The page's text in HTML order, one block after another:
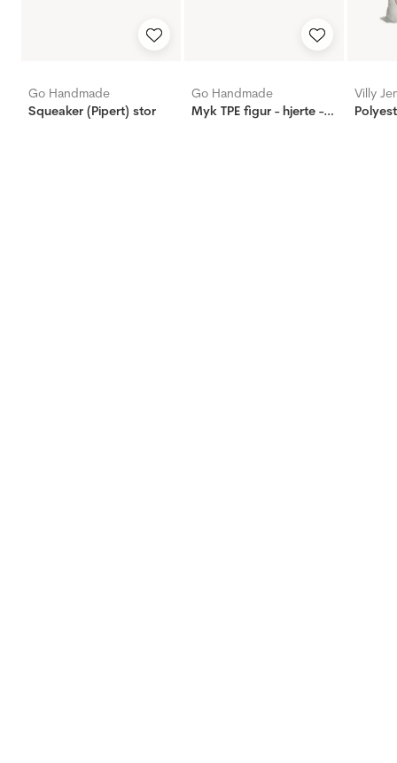
Go Handmade
Squeaker (Pipert) stor
Go Handmade
Myk TPE figur - hjerte - nude
Villy